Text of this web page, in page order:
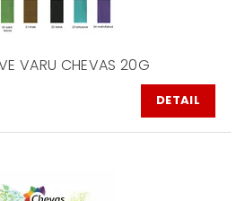
VARU CHEVAS 20G
DETAIL